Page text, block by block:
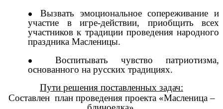
Вызвать эмоциональное сопереживание и
участие в игре-действии, приобщить всех
участников к традиции проведения народного
праздника Масленицы.
Воспитывать чувство патриотизма,
основанного на русских традициях.
Пути решения поставленных задач:
Составлен план проведения проекта «Масленица –